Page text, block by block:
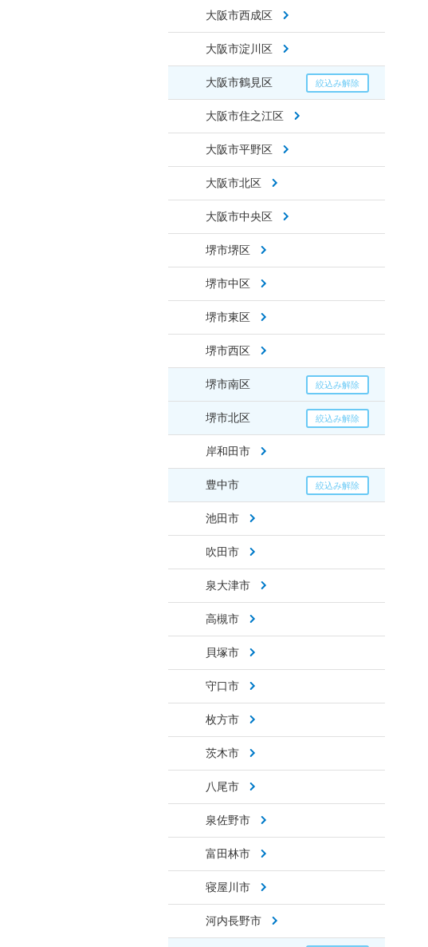
大阪市西成区
大阪市淀川区
大阪市鶴見区
大阪市住之江区
大阪市平野区
大阪市北区
大阪市中央区
堺市堺区
堺市中区
堺市東区
堺市西区
堺市南区
堺市北区
岸和田市
豊中市
池田市
吹田市
泉大津市
高槻市
貝塚市
守口市
枚方市
茨木市
八尾市
泉佐野市
富田林市
寝屋川市
河内長野市